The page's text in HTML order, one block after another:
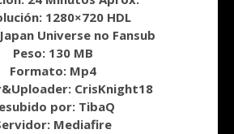
1280×720 HDL
Universe no Fansub
Peso: 130 MB
Formato: Mp4
CrisKnight18
por: TibaQ
Mediafire